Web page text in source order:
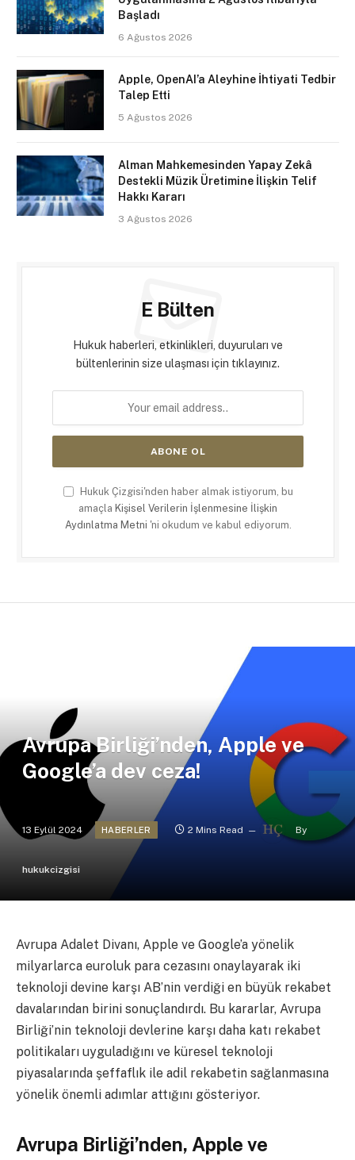
Başladı
6 Ağustos 2026
Apple, OpenAI’a Aleyhine İhtiyati Tedbir
Talep Etti
5 Ağustos 2026
Alman Mahkemesinden Yapay Zekâ
Destekli Müzik Üretimine İlişkin Telif
Hakkı Kararı
3 Ağustos 2026
E Bülten
Hukuk haberleri, etkinlikleri, duyuruları ve
bültenlerinin size ulaşması için tıklayınız.
Hukuk Çizgisi'nden haber almak istiyorum, bu
amaçla Kişisel Verilerin İşlenmesine İlişkin
Aydınlatma Metni 'ni okudum ve kabul ediyorum.
Avrupa Birliği’nden, Apple ve
Google’a dev ceza!
13 Eylül 2024 HABERLER 2 Mins Read By
hukukcizgisi
Avrupa Adalet Divanı, Apple ve Google’a yönelik
milyarlarca euroluk para cezasını onaylayarak iki
teknoloji devine karşı AB’nin verdiği en büyük rekabet
davalarından birini sonuçlandırdı. Bu kararlar, Avrupa
Birliği’nin teknoloji devlerine karşı daha katı rekabet
politikaları uyguladığını ve küresel teknoloji
piyasalarında şeffaflık ile adil rekabetin sağlanmasına
yönelik önemli adımlar attığını gösteriyor.
Avrupa Birliği’nden, Apple ve